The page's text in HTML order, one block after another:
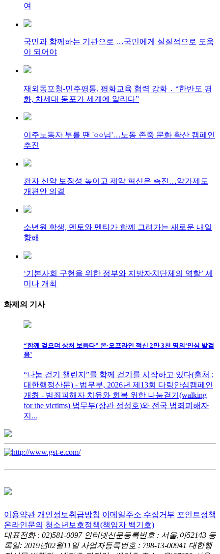
여
국민과 함께하는 기관으로 …국민에게 실질적으로 도움
이 되어야
재외동포청-민주평통, 평화교육 협력 강화 ․ “한반도 평
화, 차세대 동포가 세계에 알리다”
이주노동자 부를 땐 '○○님'…노동 존중 문화 확산 캠페인
추진
환자 신약 보장성 높이고 제약 혁신은 촉진…약가제도
개편안 의결
소년원 학생, 멘토와 멘티가 함께 그려가는 새로운 내일
향해
‘기본사회 구현을 위한 정부와 지방자치단체의 역할’ 세
미나 개최
화제의 기사
“함께 걸으며 상처 보듬다” 온·오프라인 적신 2만 3천 명의‘안심 발걸
음’
“나눔 걷기 챌린지”를 함께 걷기를 시작하고 있다(출처 ;
대한행정산문) - 법무부, 2026년 제13회 다링안심캠페인
개최 - 범죄피해자 치유와 회복 위한 나눔걷기(walking
for the victims) 법무부(장관 정성호)와 전국 범죄피해자
지...
이용약관 개인정보취급방침 이메일주소 수집거부 포인트정책
온라인문의 청소년보호정책(책임자 백기호)
대표전화 : 02)581-0097 인터넷신문등록번호 : 서울,아52143 등
록일: 2019년02월11일 사업자등록번호 : 798-13-00941 대한행